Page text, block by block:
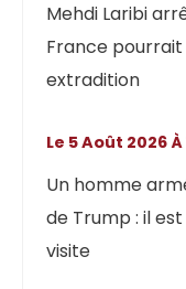
Mehdi Laribi
France
extradition
Un homme
de Trump : il
visite
Le 5 Août 2026 À